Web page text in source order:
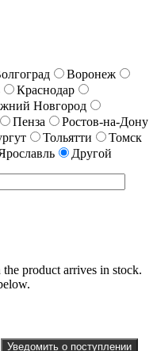
Воронеж
Краснодар
Новгород
Пенза
Ростов-на-Дону
Тольятти
Томск
Другой
product arrives in stock.
Уведомить о поступлении